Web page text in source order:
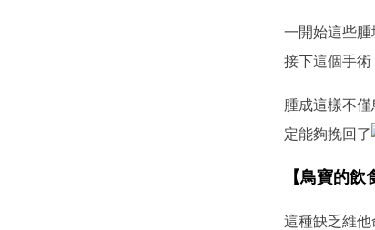
一開始這些
接下這個手
腫成這樣不
定能夠挽回了
【鳥寶的飲
這種缺乏維